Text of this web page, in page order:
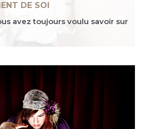
DE SOI
avez toujours voulu savoir sur